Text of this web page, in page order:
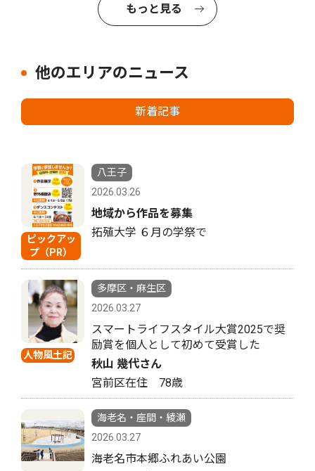
もっと見る
他のエリアのニュース
新着記事
ピックアッ
プ（PR）
八王子
2026.03.26
地域から作品を募集
拓殖大学 ６月の学祭で
人物風土記
多摩区・麻生区
2026.03.27
スマートライフスタイル大賞2025で奨
励賞を個人として初めて受賞した
秋山 幾代さん
宮前区在住 78歳
海老名・座間・綾瀬
2026.03.27
海老名市本郷ふれあい公園